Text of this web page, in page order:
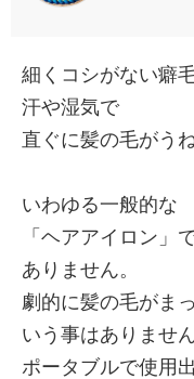
細くコシがない癖
汗や湿気で
直ぐに髪の毛がう
いわゆる一般的な
「ヘアアイロン」
ありません。
劇的に髪の毛がま
いう事はありません
ポータブルで使用